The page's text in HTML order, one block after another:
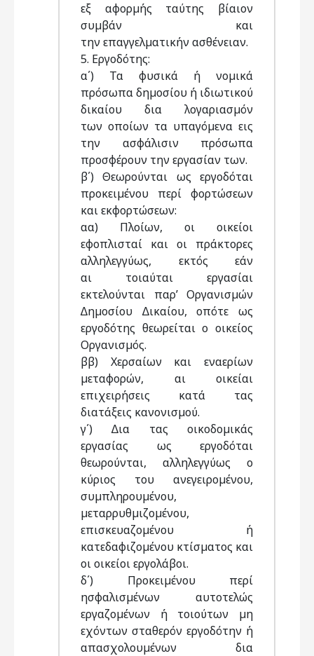
εξ αφορµής ταύτης βίαιον
συµβάν και
την επαγγελµατικήν ασθένειαν.
5. Εργοδότης:
α΄) Τα φυσικά ή νοµικά
πρόσωπα δηµοσίου ή ιδιωτικού
δικαίου δια λογαριασµόν
των οποίων τα υπαγόµενα εις
την ασφάλισιν πρόσωπα
προσφέρουν την εργασίαν των.
β΄) Θεωρούνται ως εργοδόται
προκειµένου περί φορτώσεων
και εκφορτώσεων:
αα) Πλοίων, οι οικείοι
εφοπλισταί και οι πράκτορες
αλληλεγγύως, εκτός εάν
αι τοιαύται εργασίαι
εκτελούνται παρ’ Οργανισµών
∆ηµοσίου ∆ικαίου, οπότε ως
εργοδότης θεωρείται ο οικείος
Οργανισµός.
ββ) Χερσαίων και εναερίων
µεταφορών, αι οικείαι
επιχειρήσεις κατά τας
διατάξεις κανονισµού.
γ΄) ∆ια τας οικοδοµικάς
εργασίας ως εργοδόται
θεωρούνται, αλληλεγγύως ο
κύριος του ανεγειροµένου,
συµπληρουµένου,
µεταρρυθµιζοµένου,
επισκευαζοµένου ή
κατεδαφιζοµένου κτίσµατος και
οι οικείοι εργολάβοι.
δ΄) Προκειµένου περί
ησφαλισµένων αυτοτελώς
εργαζοµένων ή τοιούτων µη
εχόντων σταθερόν εργοδότην ή
απασχολουµένων δια